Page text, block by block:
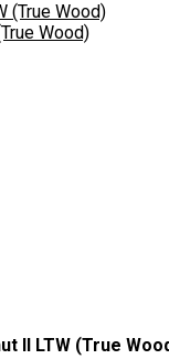
II LTW (True